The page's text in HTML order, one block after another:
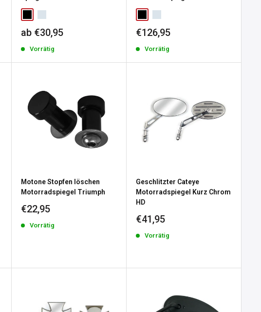
Sonderpreis
ab €30,95
Vorrätig
Sonderpreis
€126,95
Vorrätig
Motone Stopfen löschen
Motorradspiegel Triumph
Sonderpreis
€22,95
Vorrätig
Geschlitzter Cateye
Motorradspiegel Kurz Chrom
HD
Sonderpreis
€41,95
Vorrätig